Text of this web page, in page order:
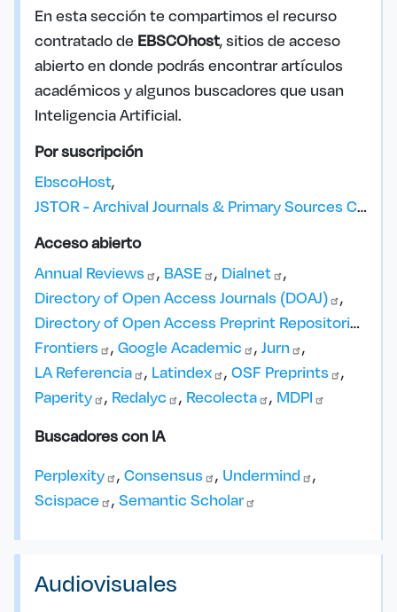
En esta sección te compartimos el recurso
contratado de EBSCOhost, sitios de acceso
abierto en donde podrás encontrar artículos
académicos y algunos buscadores que usan
Inteligencia Artificial.
Por suscripción
EbscoHost
JSTOR - Archival Journals & Primary Sources Collection
Acceso abierto
Annual Reviews BASE
Dialnet
Directory of Open Access Journals(DOAJ)
Directory of Open Access PreprintRepositories
Frontiers
GoogleAcademic
Jurn
LAReferencia Latindex OSF Preprints
Paperity
Redalyc Recolecta
MDPI
Buscadores con IA
Perplexity
Consensus
Undermind
Scispace
SemanticScholar
Audiovisuales